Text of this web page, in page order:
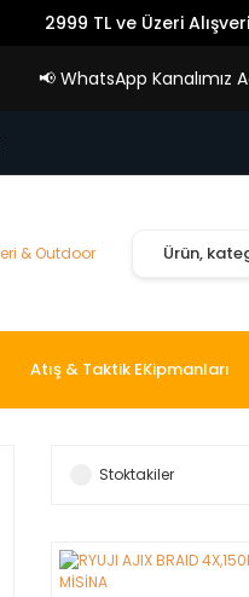
2999 TL ve Üzeri
📢 WhatsApp Kanalımız
Atış & Taktik EKipmanları
Stoktakiler